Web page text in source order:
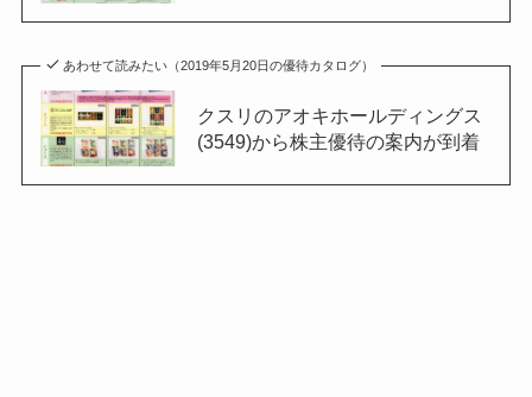
あわせて読みたい（2019年5月20日の優待カタログ）
クスリのアオキホールディングス
(3549)から株主優待の案内が到着